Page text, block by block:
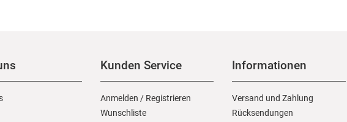
Kunden Service
Anmelden / Registrieren
Wunschliste
Informationen
Versand und Zahlung
Rücksendungen